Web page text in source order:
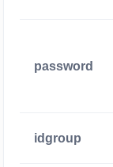
password
idgroup